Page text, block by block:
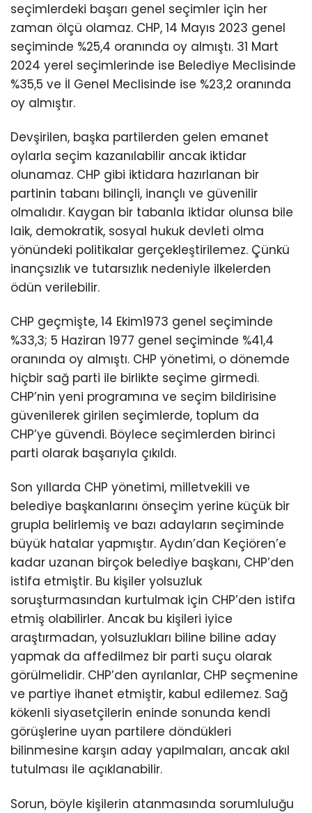
seçimlerdeki başarı genel seçimler için her
zaman ölçü olamaz. CHP, 14 Mayıs 2023 genel
seçiminde %25,4 oranında oy almıştı. 31 Mart
2024 yerel seçimlerinde ise Belediye Meclisinde
%35,5 ve İl Genel Meclisinde ise %23,2 oranında
oy almıştır.
Devşirilen, başka partilerden gelen emanet
oylarla seçim kazanılabilir ancak iktidar
olunamaz. CHP gibi iktidara hazırlanan bir
partinin tabanı bilinçli, inançlı ve güvenilir
olmalıdır. Kaygan bir tabanla iktidar olunsa bile
laik, demokratik, sosyal hukuk devleti olma
yönündeki politikalar gerçekleştirilemez. Çünkü
inançsızlık ve tutarsızlık nedeniyle ilkelerden
ödün verilebilir.
CHP geçmişte, 14 Ekim1973 genel seçiminde
%33,3; 5 Haziran 1977 genel seçiminde %41,4
oranında oy almıştı. CHP yönetimi, o dönemde
hiçbir sağ parti ile birlikte seçime girmedi.
CHP’nin yeni programına ve seçim bildirisine
güvenilerek girilen seçimlerde, toplum da
CHP’ye güvendi. Böylece seçimlerden birinci
parti olarak başarıyla çıkıldı.
Son yıllarda CHP yönetimi, milletvekili ve
belediye başkanlarını önseçim yerine küçük bir
grupla belirlemiş ve bazı adayların seçiminde
büyük hatalar yapmıştır. Aydın’dan Keçiören’e
kadar uzanan birçok belediye başkanı, CHP’den
istifa etmiştir. Bu kişiler yolsuzluk
soruşturmasından kurtulmak için CHP’den istifa
etmiş olabilirler. Ancak bu kişileri iyice
araştırmadan, yolsuzlukları biline biline aday
yapmak da affedilmez bir parti suçu olarak
görülmelidir. CHP’den ayrılanlar, CHP seçmenine
ve partiye ihanet etmiştir, kabul edilemez. Sağ
kökenli siyasetçilerin eninde sonunda kendi
görüşlerine uyan partilere döndükleri
bilinmesine karşın aday yapılmaları, ancak akıl
tutulması ile açıklanabilir.
Sorun, böyle kişilerin atanmasında sorumluluğu